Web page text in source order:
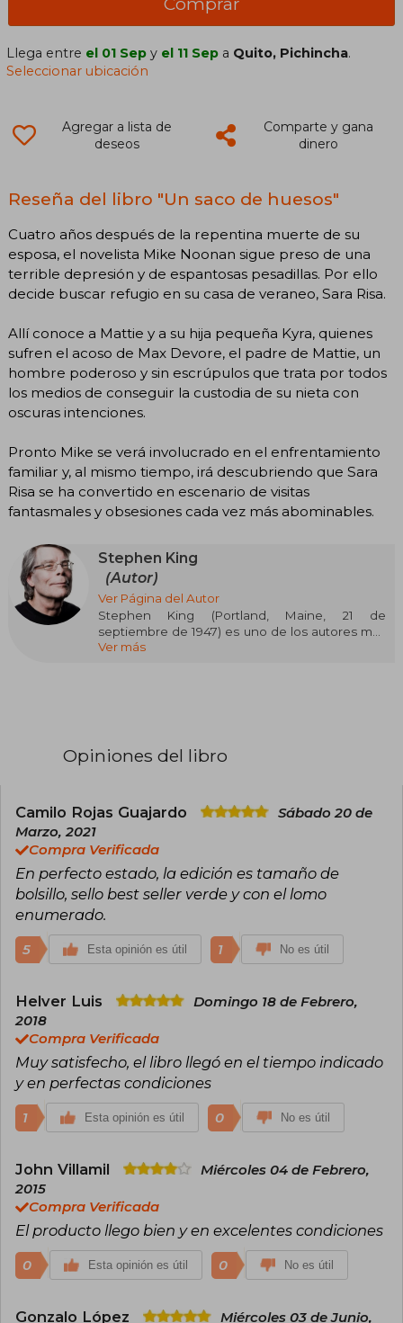
Llega entre el 01 Sep y el 11 Sep a Quito, Pichincha.
Seleccionar ubicación
Agregar a lista de
deseos
Comparte y gana
dinero
Reseña del libro "Un saco de huesos"
Cuatro años después de la repentina muerte de su
esposa, el novelista Mike Noonan sigue preso de una
terrible depresión y de espantosas pesadillas. Por ello
decide buscar refugio en su casa de veraneo, Sara Risa.
Allí conoce a Mattie y a su hija pequeña Kyra, quienes
sufren el acoso de Max Devore, el padre de Mattie, un
hombre poderoso y sin escrúpulos que trata por todos
los medios de conseguir la custodia de su nieta con
oscuras intenciones.
Pronto Mike se verá involucrado en el enfrentamiento
familiar y, al mismo tiempo, irá descubriendo que Sara
Risa se ha convertido en escenario de visitas
fantasmales y obsesiones cada vez más abominables.
Stephen King
(Autor)
Ver Página del Autor
Stephen King (Portland, Maine, 21 de
septiembre de 1947) es uno de los autores más
influyentes y prolíficos de la literatura
primera novela, Carrie (1974). Desde entonces,
Richard Bachman, con títulos emblemáticos
Cementerio de animales y La milla verde,
muchos de ellos adaptados exitosamente al
cine y la televisión. Su narrativa, caracterizada
por explorar los rincones más oscuros de la
mente humana y de la sociedad, ha vendido
más de 500 millones de ejemplares y ha sido
traducida a decenas de idiomas.
destacan el National Book Award a la
(2003), la Medalla Nacional de las Artes (2015) y
Fantasy, British Fantasy y Edgar, entre otros.
Considerado el “rey del terror”, su obra ha
influido de manera profunda en la cultura
popular y sigue siendo un referente
imprescindible para lectores y escritores de
continúa escribiendo y participando
estadounidense.
Ver más
Opiniones del libro
Camilo Rojas Guajardo
Sábado 20 de
Marzo, 2021
Compra Verificada
En perfecto estado, la edición es tamaño de
bolsillo, sello best seller verde y con el lomo
enumerado.
5 Esta opinión es útil 1 No es útil
Helver Luis
Domingo 18 de Febrero,
2018
Compra Verificada
Muy satisfecho, el libro llegó en el tiempo indicado
y en perfectas condiciones
1 Esta opinión es útil 0 No es útil
John Villamil
Miércoles 04 de Febrero,
2015
Compra Verificada
El producto llego bien y en excelentes condiciones
0 Esta opinión es útil 0 No es útil
Gonzalo López Miércoles 03 de Junio,